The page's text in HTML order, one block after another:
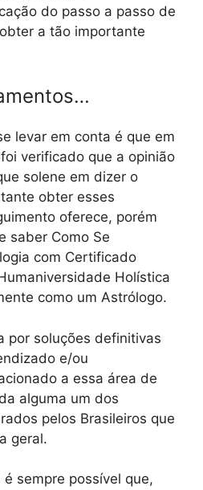
do passo a passo de
a tão importante
levar em conta é que em
verificado que a opinião
solene em dizer o
obter esses
oferece, porém
saber Como Se
com Certificado
Holística
como um Astrólogo.
por soluções definitivas
e/ou
a essa área de
alguma um dos
pelos Brasileiros que
geral.
sempre possível que,